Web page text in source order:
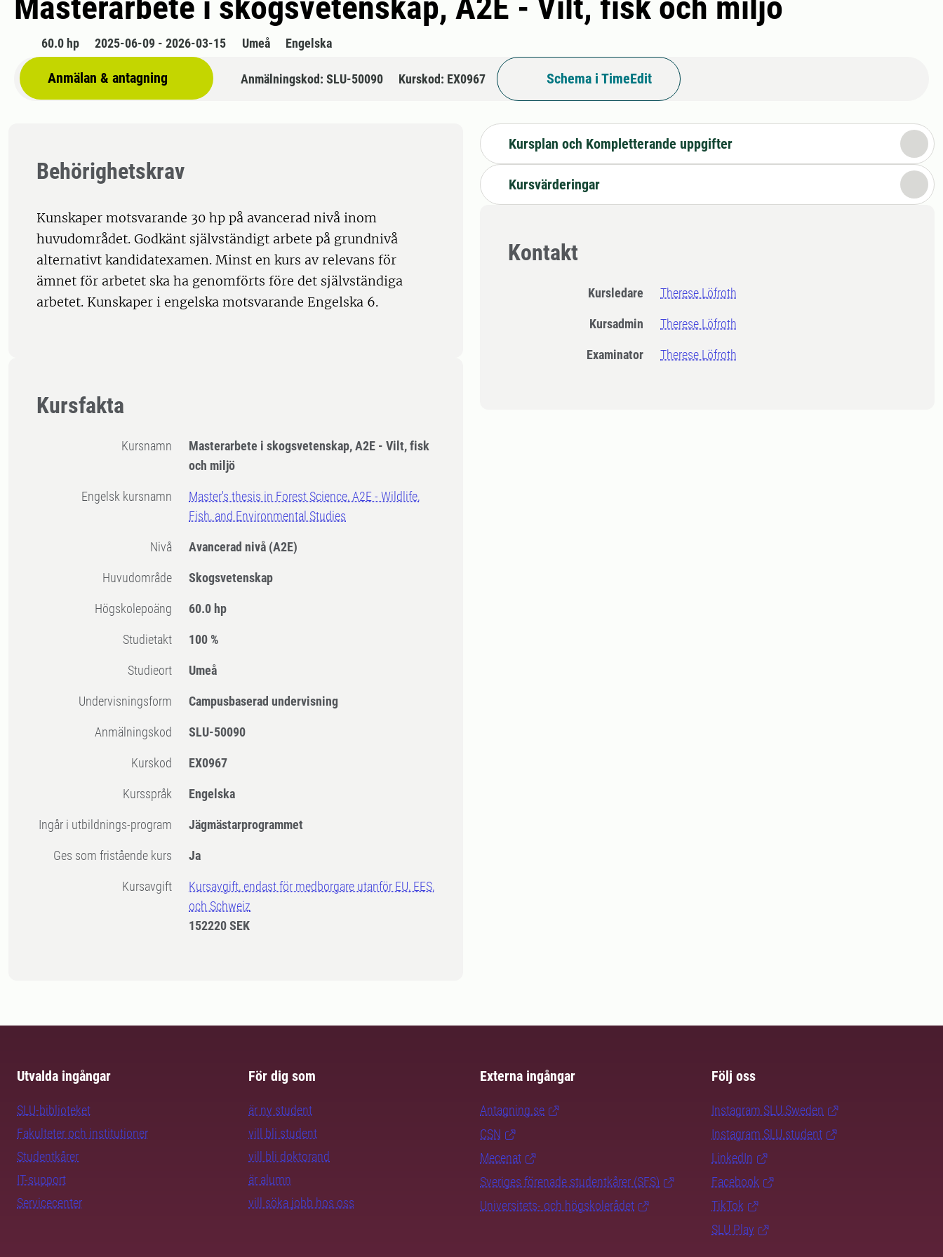
60.0 hp 2025-06-09 - 2026-03-15 Umeå Engelska
Anmälan & antagning Anmälningskod: SLU-50090 Kurskod: EX0967 Schema i TimeEdit
Behörighetskrav
Kunskaper motsvarande 30 hp på avancerad nivå inom
huvudområdet. Godkänt självständigt arbete på grundnivå
alternativt kandidatexamen. Minst en kurs av relevans för
ämnet för arbetet ska ha genomförts före det självständiga
arbetet. Kunskaper i engelska motsvarande Engelska 6.
Kursfakta
Kursnamn
Masterarbete i skogsvetenskap, A2E - Vilt, fisk
och miljö
Engelsk kursnamn
Master's thesis in Forest Science, A2E - Wildlife,
Fish, and Environmental Studies
Nivå Avancerad nivå (A2E)
Huvudområde Skogsvetenskap
högskolepoäng 60.0 hp
Studietakt 100 %
Studieort Umeå
Undervisningsform Campusbaserad undervisning
Anmälningskod SLU-50090
Kurskod EX0967
Kursspråk Engelska
Ingår i utbildnings-program Jägmästarprogrammet
Ges som fristående kurs Ja
Kursavgift
Kursavgift, endast för medborgare utanför EU, EES,
och Schweiz
152220 SEK
Kursplan och Kompletterande uppgifter
Kursvärderingar
Kontakt
Kursledare Therese Löfroth
Kursadmin Therese Löfroth
Examinator Therese Löfroth
Utvalda ingångar
SLU-biblioteket
Fakulteter och institutioner
Studentkårer
IT-support
Servicecenter
För dig som
är ny student
vill bli student
vill bli doktorand
är alumn
vill söka jobb hos oss
Externa ingångar
Antagning.se
CSN
Mecenat
Sveriges förenade studentkårer (SFS)
Universitets- och högskolerådet
Följ oss
Instagram SLU.Sweden
Instagram SLU.student
LinkedIn
Facebook
TikTok
SLU Play